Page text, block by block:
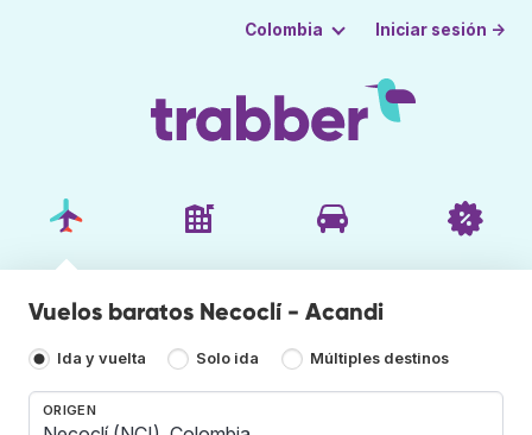
Colombia Iniciar sesión →
Vuelos baratos Necoclí - Acandi
Ida y vuelta Solo ida Múltiples destinos
ORIGEN